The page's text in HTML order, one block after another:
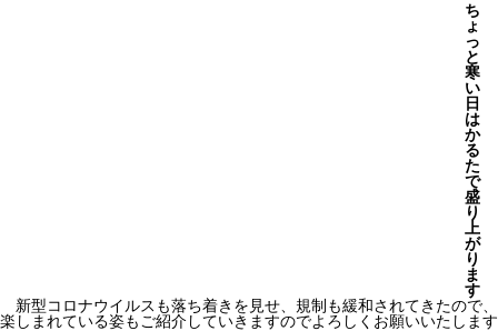
ち
ょ
っ
と
寒
い
日
は
か
る
た
で
盛
り
上
が
り
ま
す
新型コロナウイルスも落ち着きを見せ、規制も緩和されてきたので
楽しまれている姿もご紹介していきますのでよろしくお願いいたしま